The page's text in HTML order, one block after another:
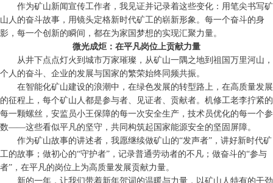
作为矿山新闻宣传工作者，我见证并记录着这些变化：用笔尖书写矿
山人的奋斗故事，用镜头定格新时代矿工的崭新形象。每一个奋斗的身
影，每一个创新的瞬间，都在为家国梦想的实现汇聚力量。
微光成炬：在平凡岗位上贡献力量
从井下点点灯火到城市万家璀璨，从矿山一隅之地到祖国万里河山，
个人的奋斗、企业的发展与国家的繁荣始终同频共振。
在智能化矿山建设的浪潮中，在绿色发展的转型路上，在高质量发展
的征程上，每个矿山人都是参与者、见证者、贡献者。机修工老李拧紧的
每一颗螺丝，安监员小王保障的每一次安全生产，技术员优化的每一个参
数——这些看似平凡的坚守，共同构筑起国家能源安全的坚固屏障。
作为矿山故事的讲述者，我愿继续做矿山的“发声者”，讲好新时代矿
工的故事；做初心的“守护者”，记录普通劳动者的不凡；做奋斗的“参与
者”，在平凡的岗位上为高质量发展贡献力量。
新的一年，让我们带着新年贺词的温暖与力量，以矿山人特有的干劲